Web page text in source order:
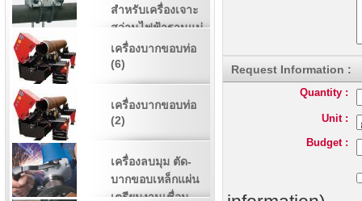
Request Information :
Quantity :
Unit :
Budget :
สำหรับเครื่องเจาะ
สว่านไฟฟ้าฐานแม่
เหล็ก (4)
เครื่องบากขอบท่อ
(6)
เครื่องบากขอบท่อ
(2)
เครื่องลบมุม ตัด-
บากขอบเหล็กแผ่น
เตรียมงานเชื่อม